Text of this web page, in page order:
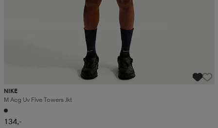
NIKE
M Acg Uv Five Towers Jkt
134,-